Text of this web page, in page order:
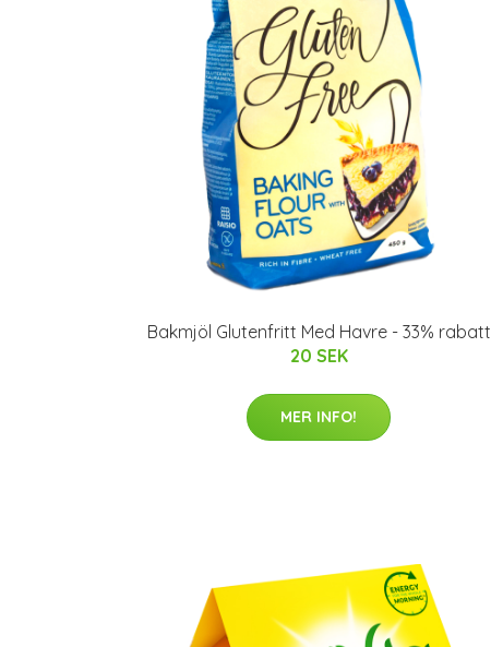
Bakmjöl Glutenfritt Med Havre - 33% rabatt
20 SEK
MER INFO!